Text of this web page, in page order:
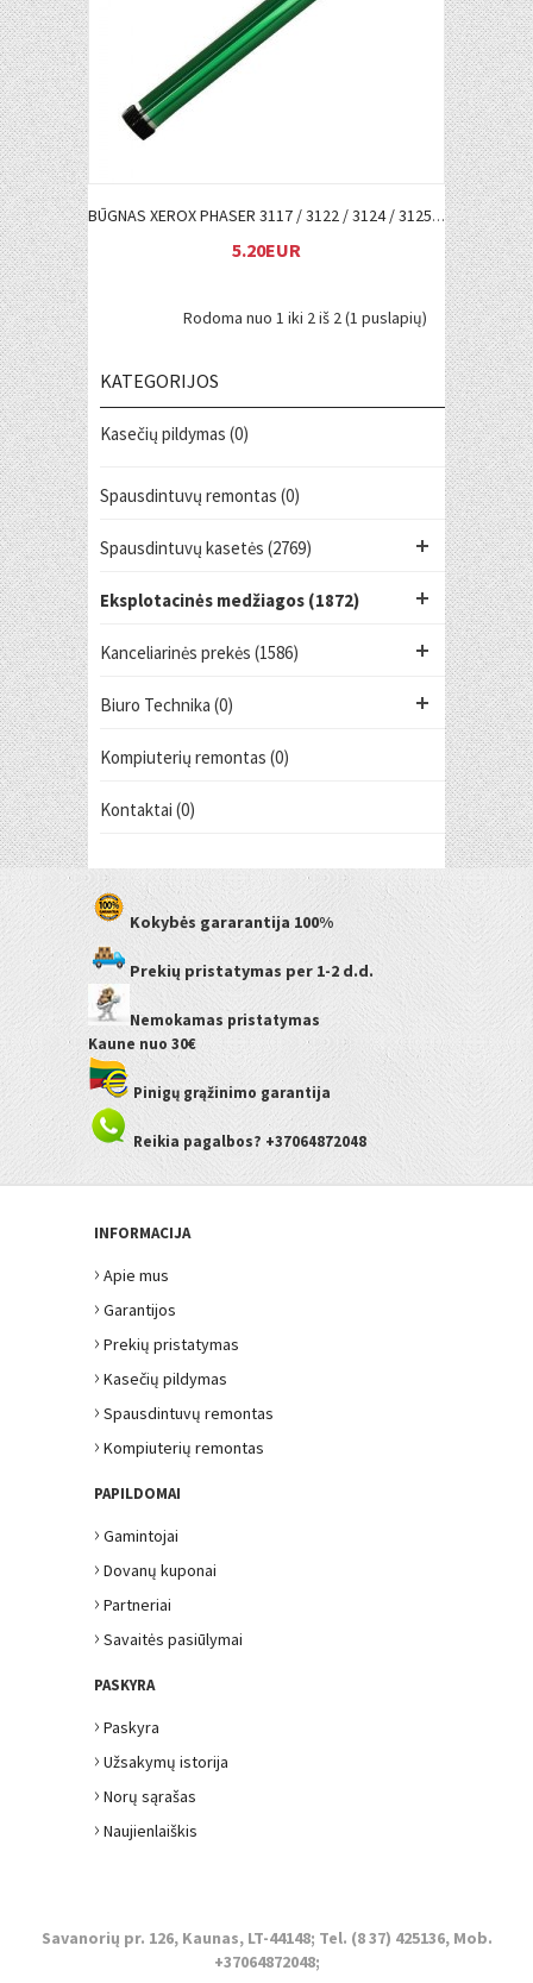
BŪGNAS XEROX PHASER 3117 / 3122 / 3124 / 3125 (106R01159)
5.20EUR
Rodoma nuo 1 iki 2 iš 2 (1 puslapių)
KATEGORIJOS
Kasečių pildymas (0)
Spausdintuvų remontas (0)
Spausdintuvų kasetės (2769)
Eksplotacinės medžiagos (1872)
Kanceliarinės prekės (1586)
Biuro Technika (0)
Kompiuterių remontas (0)
Kontaktai (0)
Kokybės gararantija 100%
Prekių pristatymas per 1-2 d.d.
Nemokamas pristatymas
Kaune nuo 30€
Pinigų grąžinimo garantija
Reikia pagalbos? +37064872048
INFORMACIJA
› Apie mus
› Garantijos
› Prekių pristatymas
› Kasečių pildymas
› Spausdintuvų remontas
› Kompiuterių remontas
PAPILDOMAI
› Gamintojai
› Dovanų kuponai
› Partneriai
› Savaitės pasiūlymai
PASKYRA
› Paskyra
› Užsakymų istorija
› Norų sąrašas
› Naujienlaiškis
Savanorių pr. 126, Kaunas, LT-44148; Tel. (8 37) 425136, Mob.
+37064872048;